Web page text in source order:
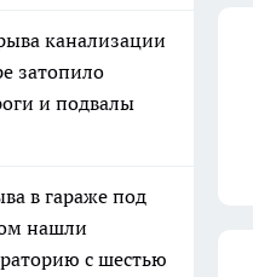
канализации
затопило
и подвалы
в гараже под
нашли
с шестью